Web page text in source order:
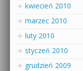
kwiecień 2010
marzec 2010
luty 2010
styczeń 2010
grudzień 2009